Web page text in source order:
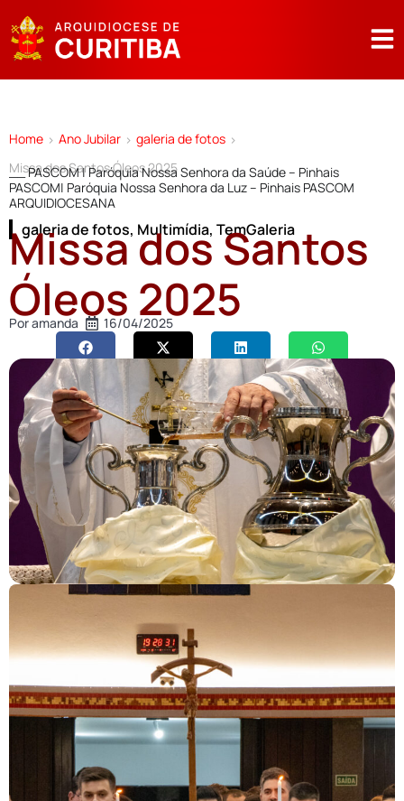
Home > Ano Jubilar > galeria de fotos >
Missa dos Santos Óleos 2025
__ PASCOM | Paróquia Nossa Senhora da Saúde – Pinhais
PASCOM| Paróquia Nossa Senhora da Luz – Pinhais PASCOM
ARQUIDIOCESANA
galeria de fotos, Multimídia, TemGaleria
Missa dos Santos
Óleos 2025
Poramanda 16/04/2025